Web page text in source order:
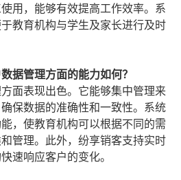
用，能够有效提高工作效率。系
教育机构与学生及家长进行及时
据管理方面的能力如何？
面表现出色。它能够集中管理来
保数据的准确性和一致性。系统
，使教育机构可以根据不同的需
管理。此外，纷享销客支持实时
速响应客户的变化。